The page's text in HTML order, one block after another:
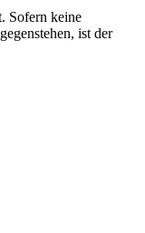
Sofern keine
ist der